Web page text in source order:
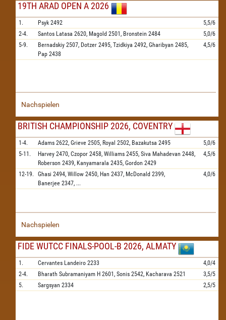
19TH ARAD OPEN A 2026
1. Psyk 2492
5,5/6
2-4.
Santos Latasa 2620, Magold 2501, Bronstein 2484
5,0/6
5-9.
Bernadskiy 2507, Dotzer 2495, Tzidkiya 2492, Gharibyan 2485,
Pap 2438
4,5/6
Nachspielen
BRITISH CHAMPIONSHIP 2026, COVENTRY
1-4. Adams 2622, Grieve 2505, Royal 2502, Bazakutsa 2495
5,0/6
5-11.
Harvey 2470, Czopor 2458, Williams 2455, Siva Mahadevan 2448,
Roberson 2439, Kanyamarala 2435, Gordon 2429
4,5/6
12-19. Ghasi 2494, Willow 2450, Han 2437, McDonald 2399,
Banerjee 2347, ...
4,0/6
Nachspielen
FIDE WUTCC FINALS-POOL-B 2026, ALMATY
1. Cervantes Landeiro 2233
4,0/4
2-4.
Bharath Subramaniyam H 2601, Sonis 2542, Kacharava 2521
3,5/5
5.
Sargsyan 2334 2,5/5